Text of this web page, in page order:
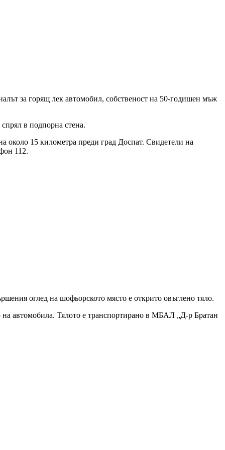
за горящ лек автомобил, собственост на 50-годишен мъж
в подпорна стена.
около 15 километра преди град Доспат. Свидетели на
112.
оглед на шофьорското място е открито овъглено тяло.
на автомобила. Тялото е транспортирано в МБАЛ „Д-р Братан